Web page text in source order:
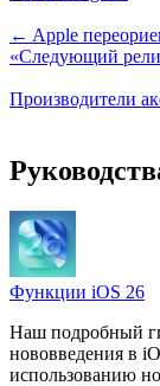
← Apple
«Следующий
Производители
Функции iOS 26
Наш подробный
нововведения в
использованию